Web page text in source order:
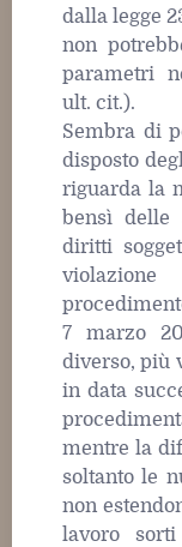
dalla legge
non
parametri
ult. cit.).
Sembra di
disposto
riguarda la
bensì
diritti
7 marzo
diverso, più
in data
mentre la
soltanto le
non
lavoro